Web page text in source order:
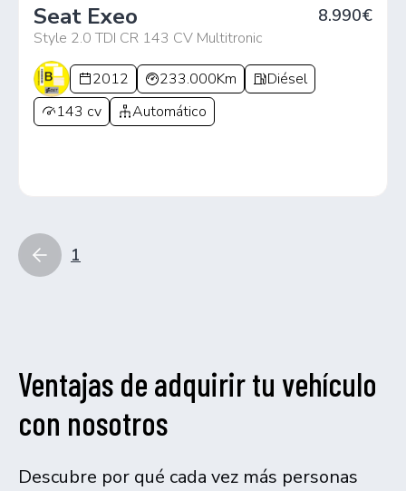
Seat Exeo
Style 2.0 TDI CR 143 CV Multitronic
8.990€
2012 233.000Km
Diésel
143 cv
Automático
1
Ventajas de adquirir tu vehículo
con nosotros
Descubre por qué cada vez más personas